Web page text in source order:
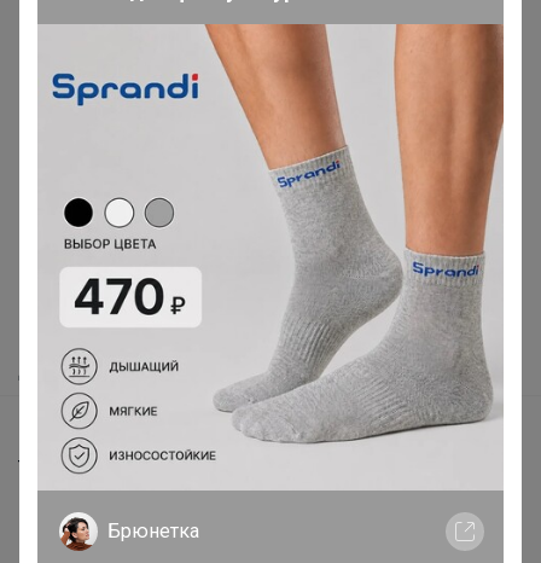
Реклама
Как здесь все устроено?
Как сделать заказ?
Как получить?
Доставка
Шоурумы
Торговые марки
Наша команда
В наличии
Брюнетка